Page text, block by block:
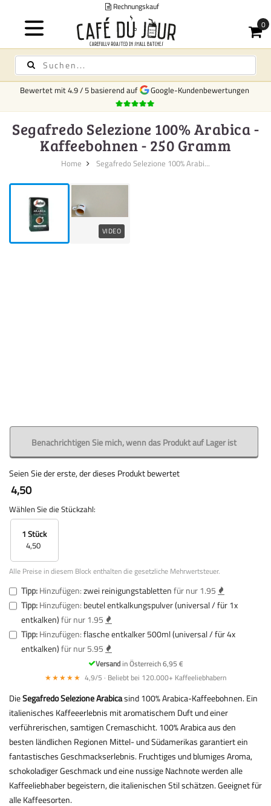
Bewertet mit4.9/5 basierend auf Google-Kundenbewertungen
Segafredo Selezione 100% Arabica -
Kaffeebohnen - 250 Gramm
Home Segafredo Selezione 100% Arabi...
VIDEO
Benachrichtigen Sie mich, wenn das Produkt auf Lager ist
Seien Sie der erste, der dieses Produkt bewertet
4,50
Wählen Sie die Stückzahl:
1 Stück
4,50
Alle Preise in diesem Block enthalten die gesetzliche Mehrwertsteuer.
Tipp:Hinzufügen:zwei reinigungstablettenfür nur 1.95
Tipp:Hinzufügen: beutel entkalkungspulver (universal / für 1x
entkalken)für nur 1.95
Tipp:Hinzufügen:flasche entkalker 500ml (universal / für 4x
entkalken)für nur 5.95
Versandin Österreich 6,95 €
★★★★★ 4,9/5 · Beliebt bei 120.000+ Kaffeeliebhabern
DieSegafredo Selezione Arabicasind 100% Arabica-Kaffeebohnen. Ein
italienisches Kaffeeerlebnis mit aromatischem Duft und einer
verführerischen, samtigen Cremaschicht. 100% Arabica aus den
besten ländlichen Regionen Mittel- und Südamerikas garantiert ein
fantastisches Geschmackserlebnis. Fruchtiges und blumiges Aroma,
schokoladiger Geschmack und eine nussige Nachnote werden alle
Kaffeeliebhaber begeistern, die italienischen Stil schätzen. Geeignet für
alle Kaffeesorten.